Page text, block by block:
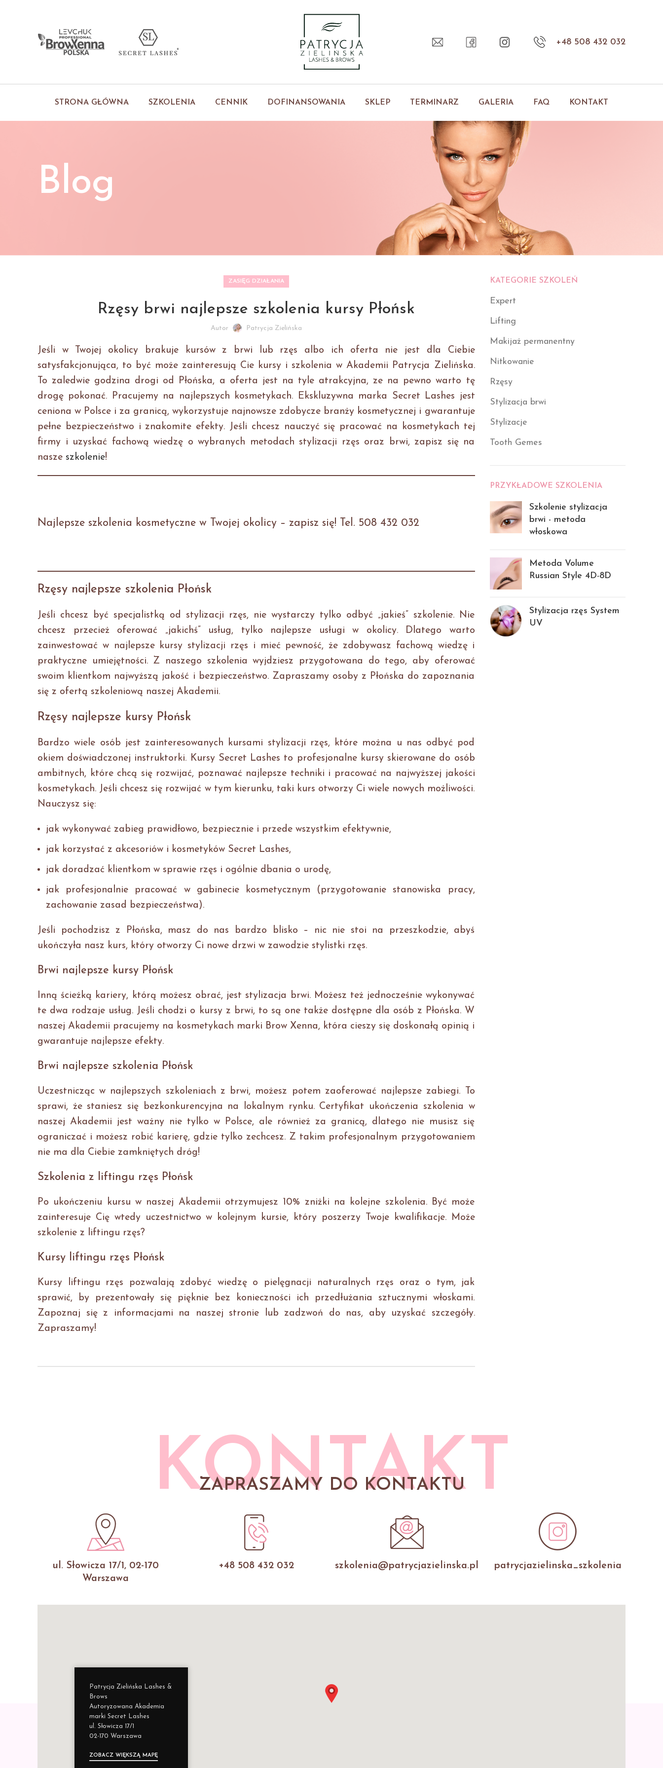
+48 508 432 032
STRONA GŁÓWNA SZKOLENIA CENNIK DOFINANSOWANIA SKLEP TERMINARZ GALERIA FAQ KONTAKT
Blog
ZASIĘG DZIAŁANIA
Rzęsy brwi najlepsze szkolenia kursy Płońsk
Autor Patrycja Zielińska
Jeśli w Twojej okolicy brakuje kursów z brwi lub rzęs albo ich oferta nie jest dla Ciebie
satysfakcjonująca, to być może zainteresują Cie kursy i szkolenia w Akademii Patrycja Zielińska.
To zaledwie godzina drogi od Płońska, a oferta jest na tyle atrakcyjna, ze na pewno warto tę
drogę pokonać. Pracujemy na najlepszych kosmetykach. Ekskluzywna marka Secret Lashes jest
ceniona w Polsce i za granicą, wykorzystuje najnowsze zdobycze branży kosmetycznej i gwarantuje
pełne bezpieczeństwo i znakomite efekty. Jeśli chcesz nauczyć się pracować na kosmetykach tej
firmy i uzyskać fachową wiedzę o wybranych metodach stylizacji rzęs oraz brwi, zapisz się na
nasze szkolenie!
Najlepsze szkolenia kosmetyczne w Twojej okolicy – zapisz się! Tel. 508 432 032
Rzęsy najlepsze szkolenia Płońsk
Jeśli chcesz być specjalistką od stylizacji rzęs, nie wystarczy tylko odbyć „jakieś” szkolenie. Nie
chcesz przecież oferować „jakichś” usług, tylko najlepsze usługi w okolicy. Dlatego warto
zainwestować w najlepsze kursy stylizacji rzęs i mieć pewność, że zdobywasz fachową wiedzę i
praktyczne umiejętności. Z naszego szkolenia wyjdziesz przygotowana do tego, aby oferować
swoim klientkom najwyższą jakość i bezpieczeństwo. Zapraszamy osoby z Płońska do zapoznania
się z ofertą szkoleniową naszej Akademii.
Rzęsy najlepsze kursy Płońsk
Bardzo wiele osób jest zainteresowanych kursami stylizacji rzęs, które można u nas odbyć pod
okiem doświadczonej instruktorki. Kursy Secret Lashes to profesjonalne kursy skierowane do osób
ambitnych, które chcą się rozwijać, poznawać najlepsze techniki i pracować na najwyższej jakości
kosmetykach. Jeśli chcesz się rozwijać w tym kierunku, taki kurs otworzy Ci wiele nowych możliwości.
Nauczysz się:
jak wykonywać zabieg prawidłowo, bezpiecznie i przede wszystkim efektywnie,
jak korzystać z akcesoriów i kosmetyków Secret Lashes,
jak doradzać klientkom w sprawie rzęs i ogólnie dbania o urodę,
jak profesjonalnie pracować w gabinecie kosmetycznym (przygotowanie stanowiska pracy,
zachowanie zasad bezpieczeństwa).
Jeśli pochodzisz z Płońska, masz do nas bardzo blisko – nic nie stoi na przeszkodzie, abyś
ukończyła nasz kurs, który otworzy Ci nowe drzwi w zawodzie stylistki rzęs.
Brwi najlepsze kursy Płońsk
Inną ścieżką kariery, którą możesz obrać, jest stylizacja brwi. Możesz też jednocześnie wykonywać
te dwa rodzaje usług. Jeśli chodzi o kursy z brwi, to są one także dostępne dla osób z Płońska. W
naszej Akademii pracujemy na kosmetykach marki Brow Xenna, która cieszy się doskonałą opinią i
gwarantuje najlepsze efekty.
Brwi najlepsze szkolenia Płońsk
Uczestnicząc w najlepszych szkoleniach z brwi, możesz potem zaoferować najlepsze zabiegi. To
sprawi, że staniesz się bezkonkurencyjna na lokalnym rynku. Certyfikat ukończenia szkolenia w
naszej Akademii jest ważny nie tylko w Polsce, ale również za granicą, dlatego nie musisz się
ograniczać i możesz robić karierę, gdzie tylko zechcesz. Z takim profesjonalnym przygotowaniem
nie ma dla Ciebie zamkniętych dróg!
Szkolenia z liftingu rzęs Płońsk
Po ukończeniu kursu w naszej Akademii otrzymujesz 10% zniżki na kolejne szkolenia. Być może
zainteresuje Cię wtedy uczestnictwo w kolejnym kursie, który poszerzy Twoje kwalifikacje. Może
szkolenie z liftingu rzęs?
Kursy liftingu rzęs Płońsk
Kursy liftingu rzęs pozwalają zdobyć wiedzę o pielęgnacji naturalnych rzęs oraz o tym, jak
sprawić, by prezentowały się pięknie bez konieczności ich przedłużania sztucznymi włoskami.
Zapoznaj się z informacjami na naszej stronie lub zadzwoń do nas, aby uzyskać szczegóły.
Zapraszamy!
KATEGORIE SZKOLEŃ
Expert
Lifting
Makijaż permanentny
Nitkowanie
Rzęsy
Stylizacja brwi
Stylizacje
Tooth Gemes
PRZYKŁADOWE SZKOLENIA
Szkolenie stylizacja
brwi - metoda
włoskowa
Metoda Volume
Russian Style 4D-8D
Stylizacja rzęs System
UV
KONTAKT
ZAPRASZAMY DO KONTAKTU
ul. Słowicza 17/1, 02-170
Warszawa
+48 508 432 032 szkolenia@patrycjazielinska.pl patrycjazielinska_szkolenia
Patrycja Zielińska Lashes &
Brows
Autoryzowana Akademia
marki Secret Lashes
ul. Słowicza 17/1
02-170 Warszawa
ZOBACZ WIĘKSZĄ MAPĘ